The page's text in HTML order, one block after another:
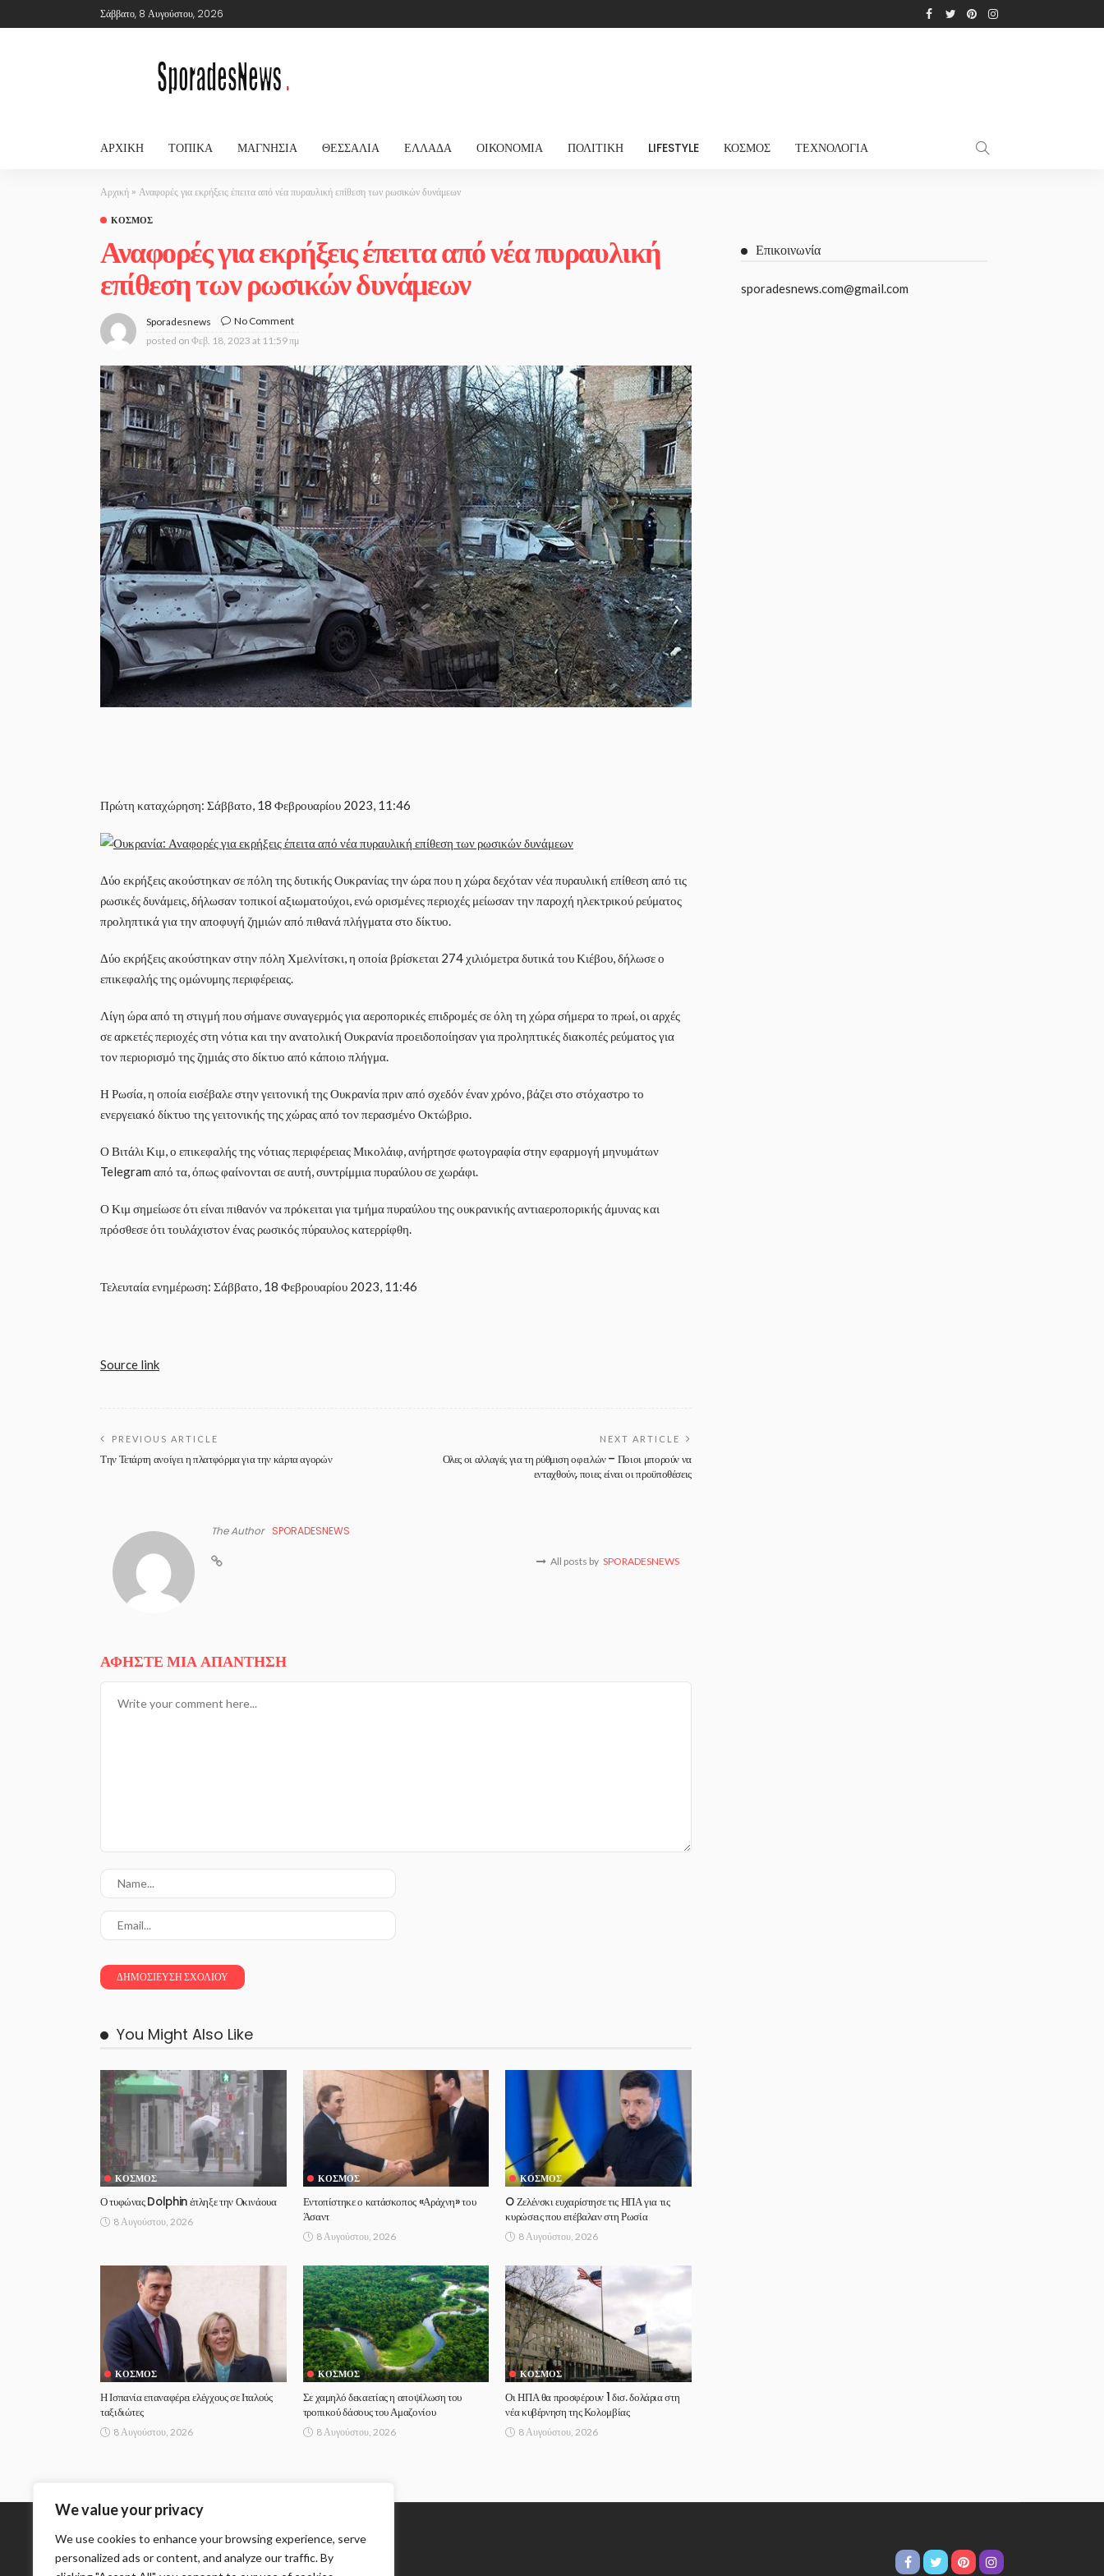
We value your privacy
We use cookies to enhance your browsing experience, serve
personalized ads or content, and analyze our traffic. By
Σάββατο, 8 Αυγούστου, 2026
ΑΡΧΙΚΉ ΤΟΠΙΚΆ ΜΑΓΝΗΣΊΑ ΘΕΣΣΑΛΊΑ ΕΛΛΆΔΑ ΟΙΚΟΝΟΜΊΑ ΠΟΛΙΤΙΚΉ LIFESTYLE ΚΌΣΜΟΣ ΤΕΧΝΟΛΟΓΊΑ
Αρχική » Αναφορές για εκρήξεις έπειτα από νέα πυραυλική επίθεση των ρωσικών δυνάμεων
ΚΌΣΜΟΣ
Αναφορές για εκρήξεις έπειτα από νέα πυραυλική
επίθεση των ρωσικών δυνάμεων
Sporadesnews
No Comment
posted on Φεβ. 18, 2023 at 11:59 πμ
Πρώτη καταχώρηση: Σάββατο, 18 Φεβρουαρίου 2023, 11:46
Δύο εκρήξεις ακούστηκαν σε πόλη της δυτικής Ουκρανίας την ώρα που η χώρα δεχόταν νέα πυραυλική επίθεση από τις
ρωσικές δυνάμεις, δήλωσαν τοπικοί αξιωματούχοι, ενώ ορισμένες περιοχές μείωσαν την παροχή ηλεκτρικού ρεύματος
προληπτικά για την αποφυγή ζημιών από πιθανά πλήγματα στο δίκτυο.
Δύο εκρήξεις ακούστηκαν στην πόλη Χμελνίτσκι, η οποία βρίσκεται 274 χιλιόμετρα δυτικά του Κιέβου, δήλωσε ο
επικεφαλής της ομώνυμης περιφέρειας.
Λίγη ώρα από τη στιγμή που σήμανε συναγερμός για αεροπορικές επιδρομές σε όλη τη χώρα σήμερα το πρωί, οι αρχές
σε αρκετές περιοχές στη νότια και την ανατολική Ουκρανία προειδοποίησαν για προληπτικές διακοπές ρεύματος για
τον περιορισμό της ζημιάς στο δίκτυο από κάποιο πλήγμα.
Η Ρωσία, η οποία εισέβαλε στην γειτονική της Ουκρανία πριν από σχεδόν έναν χρόνο, βάζει στο στόχαστρο το
ενεργειακό δίκτυο της γειτονικής της χώρας από τον περασμένο Οκτώβριο.
Ο Βιτάλι Κιμ, ο επικεφαλής της νότιας περιφέρειας Μικολάιφ, ανήρτησε φωτογραφία στην εφαρμογή μηνυμάτων
Telegram από τα, όπως φαίνονται σε αυτή, συντρίμμια πυραύλου σε χωράφι.
Ο Κιμ σημείωσε ότι είναι πιθανόν να πρόκειται για τμήμα πυραύλου της ουκρανικής αντιαεροπορικής άμυνας και
πρόσθεσε ότι τουλάχιστον ένας ρωσικός πύραυλος κατερρίφθη.
Τελευταία ενημέρωση: Σάββατο, 18 Φεβρουαρίου 2023, 11:46
Source link
PREVIOUS ARTICLE
Την Τετάρτη ανοίγει η πλατφόρμα για την κάρτα αγορών
NEXT ARTICLE
Ολες οι αλλαγές για τη ρύθμιση οφειλών – Ποιοι μπορούν να
ενταχθούν, ποιες είναι οι προϋποθέσεις
The Author SPORADESNEWS
All posts by SPORADESNEWS
ΑΦΉΣΤΕ ΜΙΑ ΑΠΆΝΤΗΣΗ
You Might Also Like
ΚΌΣΜΟΣ
Ο τυφώνας Dolphin έπληξε την Οκινάουα
8 Αυγούστου, 2026
ΚΌΣΜΟΣ
Εντοπίστηκε ο κατάσκοπος «Αράχνη» του
Άσαντ
8 Αυγούστου, 2026
ΚΌΣΜΟΣ
O Ζελένσκι ευχαρίστησε τις ΗΠΑ για τις
κυρώσεις που επέβαλαν στη Ρωσία
8 Αυγούστου, 2026
ΚΌΣΜΟΣ
Η Ισπανία επαναφέρει ελέγχους σε Ιταλούς
ταξιδιώτες
8 Αυγούστου, 2026
ΚΌΣΜΟΣ
Σε χαμηλό δεκαετίας η αποψίλωση του
τροπικού δάσους του Αμαζονίου
8 Αυγούστου, 2026
ΚΌΣΜΟΣ
Οι ΗΠΑ θα προσφέρουν 1 δισ. δολάρια στη
νέα κυβέρνηση της Κολομβίας
8 Αυγούστου, 2026
Επικοινωνία
sporadesnews.com@gmail.com
Σχετικά με εμάς